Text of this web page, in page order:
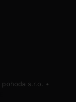
s.r.o. •